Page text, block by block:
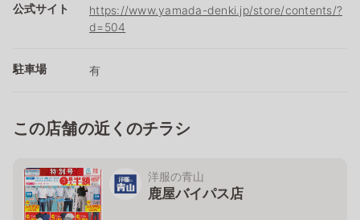
公式サイト
https://www.yamada-denki.jp/store/contents/?
d=504
駐車場 有
この店舗の近くのチラシ
洋服の青山
鹿屋バイパス店